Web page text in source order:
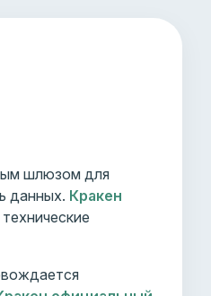
шлюзом для
данных. Кракен